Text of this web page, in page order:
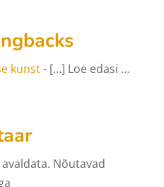
kunst- […] Loe edasi …
Nõutavad